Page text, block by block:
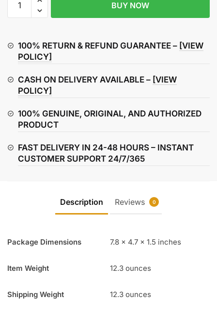
Disc
Anti
Theft
Motorcycle
Brake
Wheel
Lock
Disc
Lock
BUY NOW
100% RETURN & REFUND GUARANTEE – [VIEW
POLICY]
CASH ON DELIVERY AVAILABLE – [VIEW
POLICY]
100% GENUINE, ORIGINAL, AND AUTHORIZED
PRODUCT
FAST DELIVERY IN 24-48 HOURS – INSTANT
CUSTOMER SUPPORT 24/7/365
Description Reviews 0
Package Dimensions 7.8 x 4.7 x 1.5 inches
Item Weight 12.3 ounces
Shipping Weight 12.3 ounces